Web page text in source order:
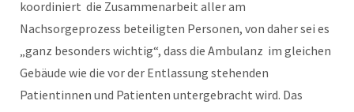
koordiniert die Zusammenarbeit aller am
Nachsorgeprozess beteiligten Personen, von daher sei es
„ganz besonders wichtig“, dass die Ambulanz im gleichen
Gebäude wie die vor der Entlassung stehenden
Patientinnen und Patienten untergebracht wird. Das